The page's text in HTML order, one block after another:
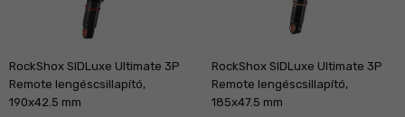
RockShox SIDLuxe Ultimate 3P
Remote lengéscsillapító,
190x42.5 mm
RockShox SIDLuxe Ultimate 3P
Remote lengéscsillapító,
185x47.5 mm